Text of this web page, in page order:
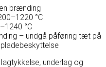
brænding
°C
°C
– undgå påføring tæt på
underlag og